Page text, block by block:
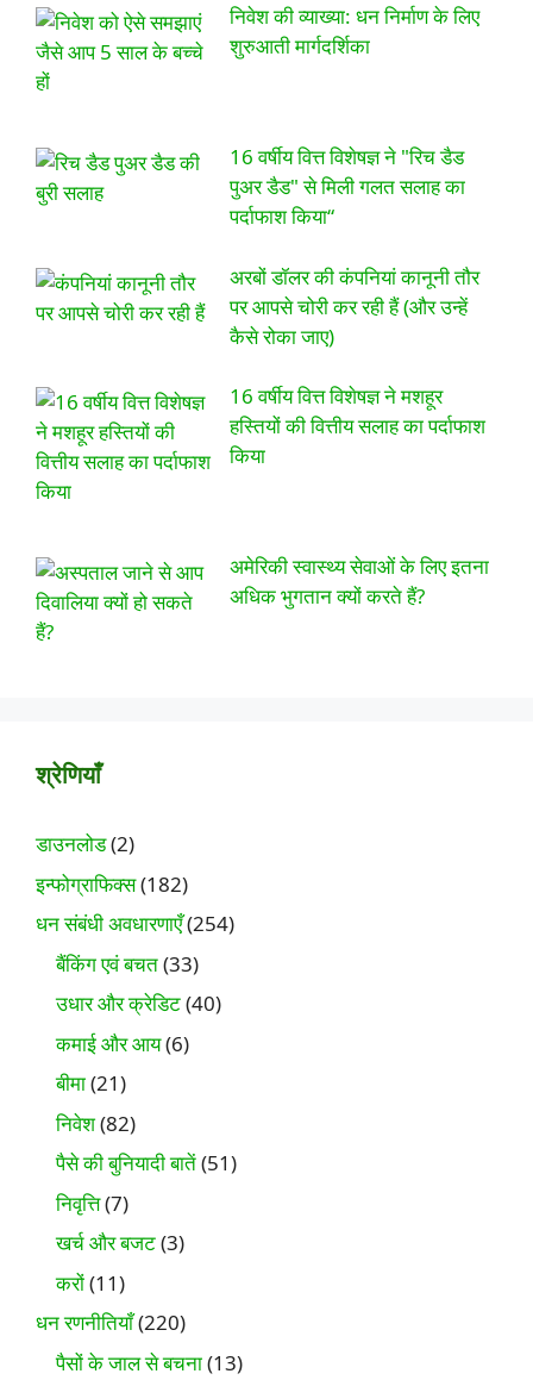
निवेश की व्याख्या: धन निर्माण के लिए
शुरुआती मार्गदर्शिका
16 वर्षीय वित्त विशेषज्ञ ने "रिच डैड
पुअर डैड" से मिली गलत सलाह का
पर्दाफाश किया“
अरबों डॉलर की कंपनियां कानूनी तौर
पर आपसे चोरी कर रही हैं (और उन्हें
कैसे रोका जाए)
16 वर्षीय वित्त विशेषज्ञ ने मशहूर
हस्तियों की वित्तीय सलाह का पर्दाफाश
किया
अमेरिकी स्वास्थ्य सेवाओं के लिए इतना
अधिक भुगतान क्यों करते हैं?
श्रेणियाँ
डाउनलोड(2)
इन्फोग्राफिक्स(182)
धन संबंधी अवधारणाएँ(254)
बैंकिंग एवं बचत(33)
उधार और क्रेडिट(40)
कमाई और आय(6)
बीमा(21)
निवेश(82)
पैसे की बुनियादी बातें(51)
निवृत्ति(7)
खर्च और बजट(3)
करों(11)
धन रणनीतियाँ(220)
पैसों के जाल से बचना(13)